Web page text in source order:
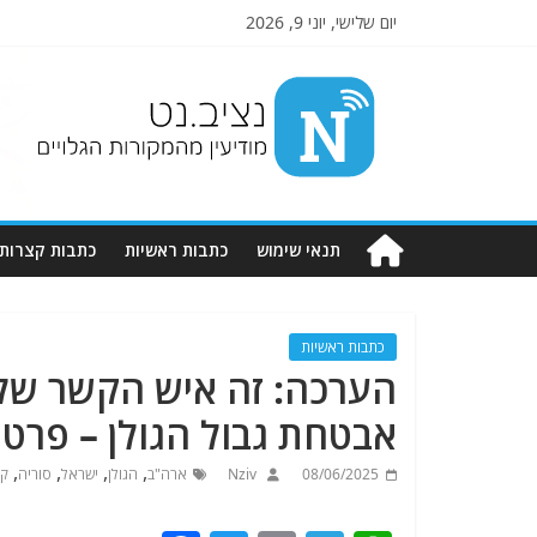
יום שלישי, יוני 9, 2026
Nziv.net
מודיעין
מהמקורות
תנאי שימוש כתבות ראשיות כתבות קצרות
כתבות ראשיות
הערכה: זה איש הקשר
אבטחת גבול הגולן –
08/06/2025
Nziv ארה"ב, הגולן, ישראל, סוריה,